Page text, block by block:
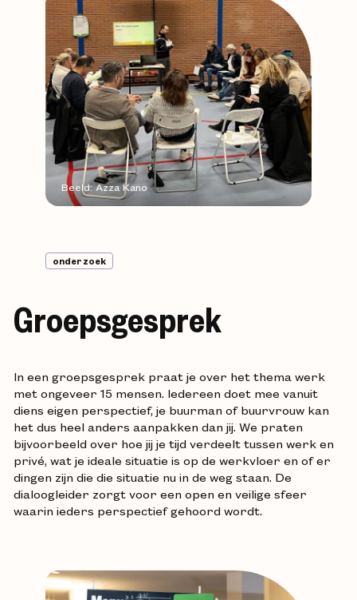
Beeld: Azza Kano
onderzoek
Groepsgesprek
In een groepsgesprek praat je over het thema werk
met ongeveer 15 mensen. Iedereen doet mee vanuit
diens eigen perspectief, je buurman of buurvrouw kan
het dus heel anders aanpakken dan jij. We praten
bijvoorbeeld over hoe jij je tijd verdeelt tussen werk en
privé, wat je ideale situatie is op de werkvloer en of er
dingen zijn die die situatie nu in de weg staan. De
dialoogleider zorgt voor een open en veilige sfeer
waarin ieders perspectief gehoord wordt.